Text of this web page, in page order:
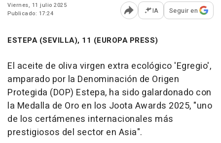
Viernes, 11 julio 2025
Publicado: 17:24
Abrir opciones para
IA Seguir en
ESTEPA (SEVILLA), 11 (EUROPA PRESS)
El aceite de oliva virgen extra ecológico 'Egregio',
amparado por la Denominación de Origen
Protegida (DOP) Estepa, ha sido galardonado con
la Medalla de Oro en los Joota Awards 2025, "uno
de los certámenes internacionales más
prestigiosos del sector en Asia".